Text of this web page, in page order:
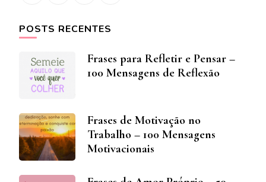
POSTS RECENTES
Frases para Refletir e Pensar –
100 Mensagens de Reflexão
Frases de Motivação no
Trabalho – 100 Mensagens
Motivacionais